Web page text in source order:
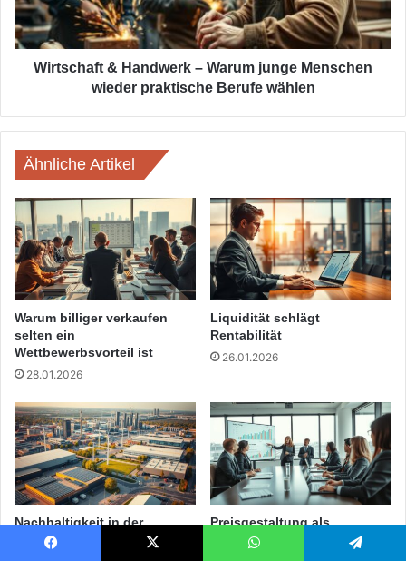
Menschen
wieder
praktische
Berufe
Wirtschaft & Handwerk – Warum junge Menschen
wieder praktische Berufe wählen
Ähnliche Artikel
Warum billiger verkaufen
selten ein
Wettbewerbsvorteil ist
28.01.2026
Liquidität schlägt
Rentabilität
26.01.2026
Nachhaltigkeit in der
Wirtschaft – Wo Betriebe in
Preisgestaltung als
strategische